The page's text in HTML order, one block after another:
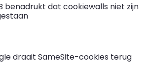
benadrukt dat cookiewalls niet zijn
draait SameSite-cookies terug